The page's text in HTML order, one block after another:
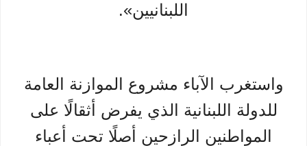
اللبنانيين».
واستغرب الآباء مشروع الموازنة العامة
للدولة اللبنانية الذي يفرض أثقالًا على
المواطنين الرازحين أصلًا تحت أعباء